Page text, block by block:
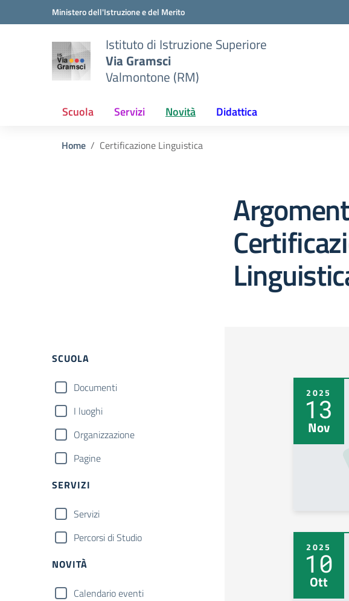
Vai ai contenuti
Vai al menu di navigazioneMinistero dell'Istruzione e del Merito
Istituto di Istruzione Superiore
Via Gramsci
Valmontone (RM)
Scuola Servizi Novità Didattica
Home Certificazione Linguistica
Filtri
SCUOLA
Documenti
I luoghi
Organizzazione
Pagine
SERVIZI
Servizi
Percorsi di Studio
NOVITÀ
Calendario eventi
2025
13
Nov
2025
10
Ott